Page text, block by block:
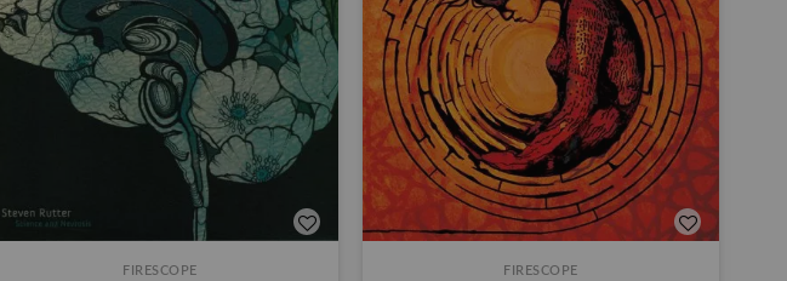
FIRESCOPE FIRESCOPE